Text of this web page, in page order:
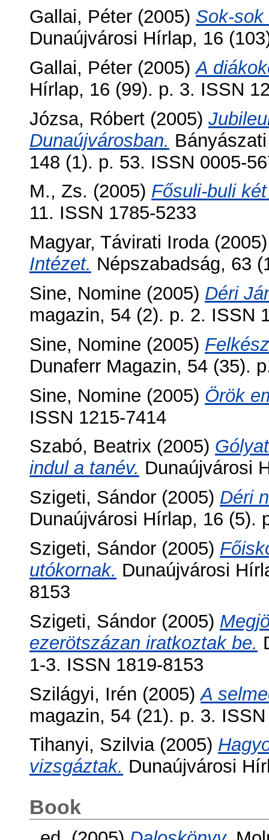
Gallai, Péter (2005) Sok-
Dunaújvárosi Hírlap, 16
Gallai, Péter (2005)A
Hírlap, 16 (99). p. 3. ISSN
Józsa, Róbert (2005)
Dunaújvárosban.
148 (1). p. 53. ISSN 0005-
M., Zs. (2005) Fősuli-buli
11. ISSN 1785-5233
Magyar, Távirati Iroda
Intézet. Népszabadság, 63
Sine, Nomine (2005) Déri
magazin, 54 (2). p. 2. ISSN
Sine, Nomine (2005)
Dunaferr Magazin, 54 (35).
Sine, Nomine (2005) Örök
ISSN 1215-7414
Szabó, Beatrix (2005)
indul a tanév. Dunaújvárosi
Szigeti, Sándor (2005) Déri
Dunaújvárosi Hírlap, 16 (5).
Szigeti, Sándor (2005)
utókornak. Dunaújvárosi
8153
Szigeti, Sándor (2005)
ezerötszázan iratkoztak be.
1-3. ISSN 1819-8153
Szilágyi, Irén (2005)A
magazin, 54 (21). p. 3.
Tihanyi, Szilvia(2005)
vizsgáztak. Dunaújvárosi
Book